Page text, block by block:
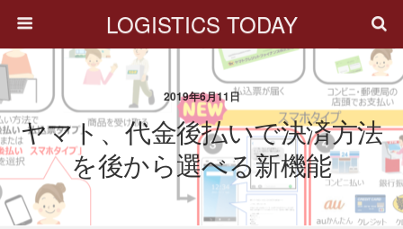
LOGISTICS TODAY
2019年6月11日
ヤマト、代金後払いで決済方法
を後から選べる新機能